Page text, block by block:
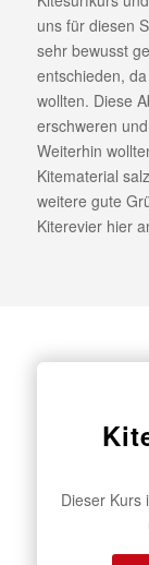
uns für diesen
sehr bewusst
entschieden,
wollten. Diese
erschweren
Weiterhin
Kitematerial
weitere gute
Kiterevier hier
Dieser Kurs